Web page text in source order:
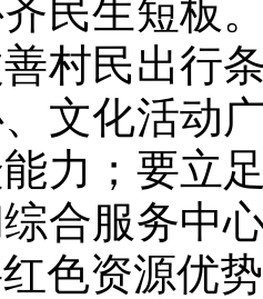
民生短板
村民出行
文化活动
力；要立
合服务中
色资源优